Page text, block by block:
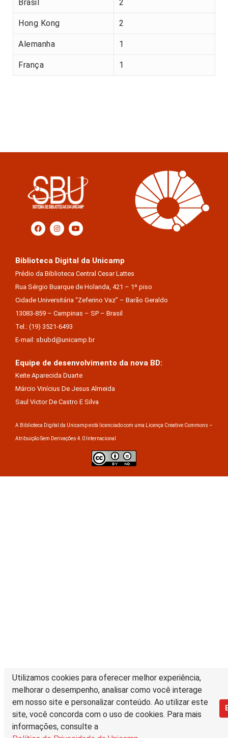
Utilizamos cookies para oferecer melhor experiência,
melhorar o desempenho, analisar como você interage
em nosso site e personalizar conteúdo. Ao utilizar este
site, você concorda com o uso de cookies. Para mais
informações, consulte a
Brasil 2
Hong Kong 2
Alemanha 1
França 1
Biblioteca Digital da Unicamp
Prédio da Biblioteca Central Cesar Lattes
Rua Sérgio Buarque de Holanda, 421 – 1º piso
Cidade Universitária “Zeferino Vaz” – Barão Geraldo
13083-859 – Campinas – SP – Brasil
Tel.: (19) 3521-6493
E-mail: sbubd@unicamp.br
Equipe de desenvolvimento da nova BD:
Keite Aparecida Duarte
Márcio Vinícius De Jesus Almeida
Saul Victor De Castro E Silva
A Biblioteca Digital da Unicamp está licenciado com uma Licença Creative Commons –
Atribuição Sem Derivações 4.0 Internacional